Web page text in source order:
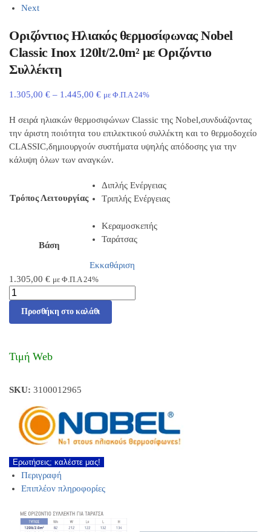
Next
Οριζόντιος Ηλιακός θερμοσίφωνας Nobel
Classic Inox 120lt/2.0m² με Οριζόντιο
Συλλέκτη
1.305,00 € – 1.445,00 € με Φ.Π.Α 24%
Η σειρά ηλιακών θερμοσιφώνων Classic της Nobel,συνδυάζοντας
την άριστη ποιότητα του επιλεκτικού συλλέκτη και το θερμοδοχείο
CLASSIC,δημιουργούν συστήματα υψηλής απόδοσης για την
κάλυψη όλων των αναγκών.
Τρόπος Λειτουργίας
Διπλής Ενέργειας
Τριπλής Ενέργειας
Βάση
Κεραμοσκεπής
Ταράτσας
Εκκαθάριση
1.305,00 € με Φ.Π.Α 24%
Προσθήκη στο καλάθι
Τιμή Web
SKU: 3100012965
Ερωτήσεις; καλέστε μας!
Περιγραφή
Επιπλέον πληροφορίες